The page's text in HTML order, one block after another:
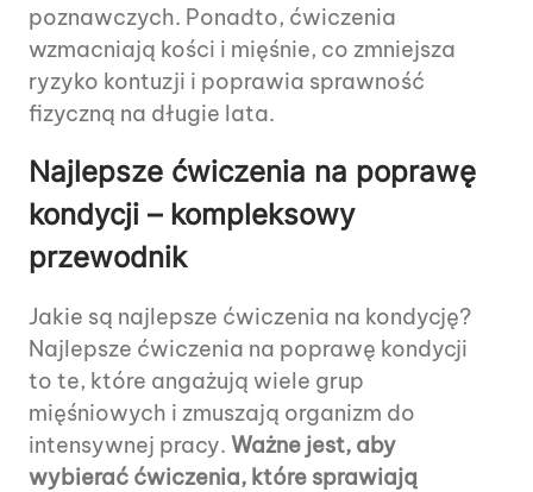
poznawczych. Ponadto, ćwiczenia
wzmacniają kości i mięśnie, co zmniejsza
ryzyko kontuzji i poprawia sprawność
fizyczną na długie lata.
Najlepsze ćwiczenia na poprawę
kondycji – kompleksowy
przewodnik
Jakie są najlepsze ćwiczenia na kondycję?
Najlepsze ćwiczenia na poprawę kondycji
to te, które angażują wiele grup
mięśniowych i zmuszają organizm do
intensywnej pracy. Ważne jest, aby
wybierać ćwiczenia, które sprawiają